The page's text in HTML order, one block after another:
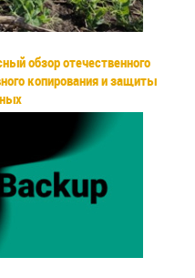
обзор отечественного
копирования и защиты